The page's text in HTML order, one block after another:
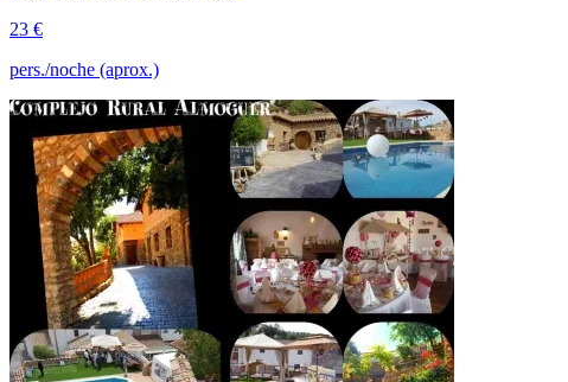
23 €
pers./noche (aprox.)